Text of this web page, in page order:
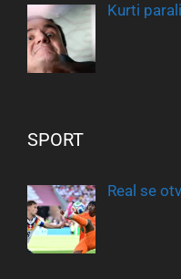
Kurti
SPORT
Real se